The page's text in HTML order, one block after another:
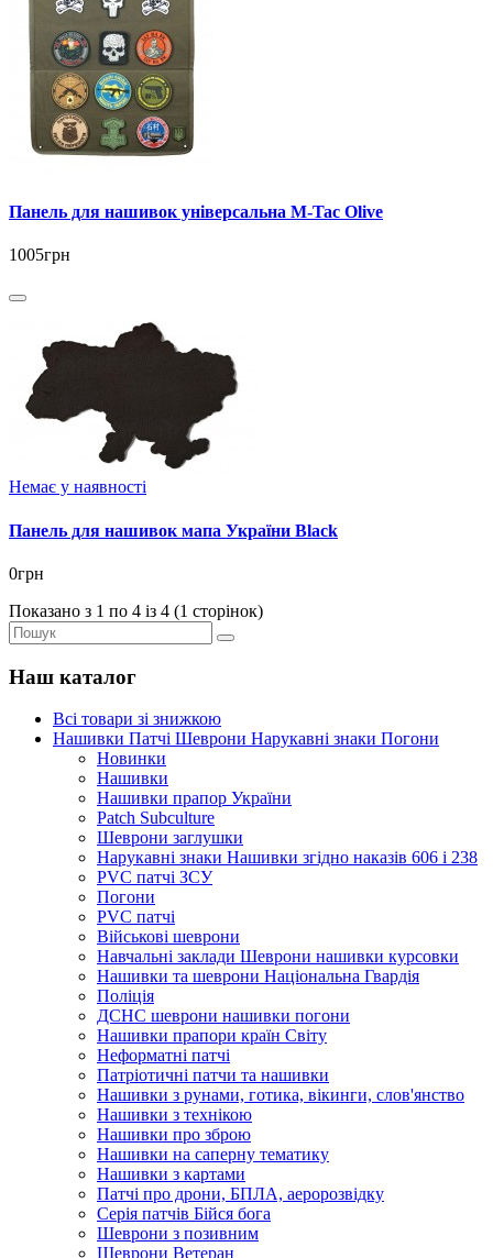
Панель для нашивок універсальна M-Tac Olive
1005грн
Немає у наявності
Панель для нашивок мапа України Black
0грн
Показано з 1 по 4 із 4 (1 сторінок)
Наш каталог
Всі товари зі знижкою
Нашивки Патчі Шеврони Нарукавні знаки Погони
Новинки
Нашивки
Нашивки прапор України
Рatch Subculture
Шеврони заглушки
Нарукавні знаки Нашивки згідно наказів 606 і 238
PVC патчі ЗСУ
Погони
PVC патчі
Військові шеврони
Навчальні заклади Шеврони нашивки курсовки
Нашивки та шеврони Національна Гвардія
Поліція
ДСНС шеврони нашивки погони
Нашивки прапори країн Світу
Неформатні патчі
Патріотичні патчи та нашивки
Нашивки з рунами, готика, вікинги, слов'янство
Нашивки з технікою
Нашивки про зброю
Нашивки на саперну тематику
Нашивки з картами
Патчі про дрони, БПЛА, аеророзвідку
Серія патчів Бійся бога
Шеврони з позивним
Шеврони Ветеран